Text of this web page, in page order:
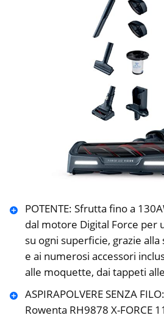
POTENTE: Sfrutta fino a
dal motore Digital Force per
su ogni superficie, grazie
e ai numerosi accessori
alle moquette, dai tappeti
ASPIRAPOLVERE SENZA
Rowenta RH9878 X-FORCE